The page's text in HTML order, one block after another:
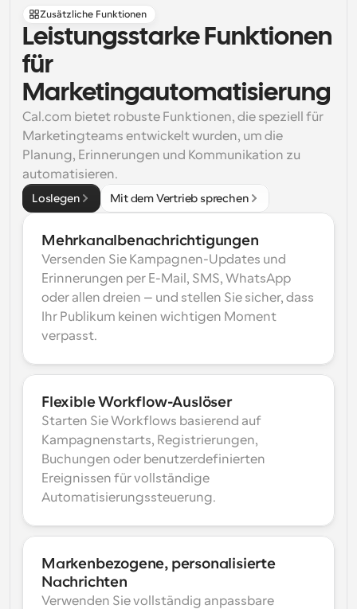
Zusätzliche Funktionen
Leistungsstarke Funktionen
für
Marketingautomatisierung
Cal.com bietet robuste Funktionen, die speziell für
Marketingteams entwickelt wurden, um die
Planung, Erinnerungen und Kommunikation zu
automatisieren.
Loslegen Mit dem Vertrieb sprechen
Mehrkanalbenachrichtigungen
Versenden Sie Kampagnen-Updates und
Erinnerungen per E-Mail, SMS, WhatsApp
oder allen dreien – und stellen Sie sicher, dass
Ihr Publikum keinen wichtigen Moment
verpasst.
Flexible Workflow-Auslöser
Starten Sie Workflows basierend auf
Kampagnenstarts, Registrierungen,
Buchungen oder benutzerdefinierten
Ereignissen für vollständige
Automatisierungssteuerung.
Markenbezogene, personalisierte
Nachrichten
Verwenden Sie vollständig anpassbare